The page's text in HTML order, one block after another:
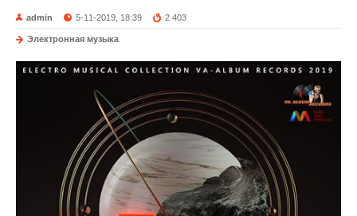
admin 5-11-2019, 18:39 2 403
Электронная музыка